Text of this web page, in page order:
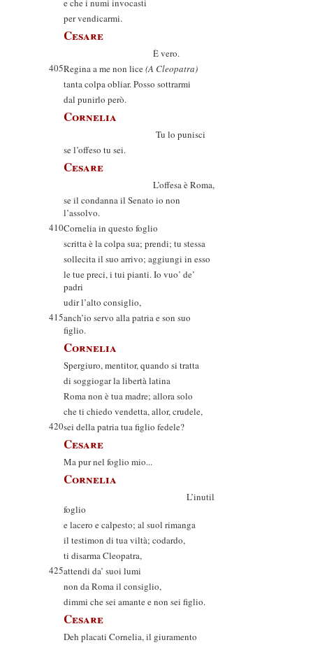
e che i numi invocasti
per vendicarmi.
Cesare
È vero.
405Regina a me non lice(A Cleopatra)
tanta colpa obliar. Posso sottrarmi
dal punirlo però.
Cornelia
Tu lo punisci
se l’offeso tu sei.
Cesare
L’offesa è Roma,
se il condanna il Senato io non
l’assolvo.
410Cornelia in questo foglio
scritta è la colpa sua; prendi; tu stessa
sollecita il suo arrivo; aggiungi in esso
le tue preci, i tui pianti. Io vuo’ de’
padri
udir l’alto consiglio,
415anch’io servo alla patria e son suo
figlio.
Cornelia
Spergiuro, mentitor, quando si tratta
di soggiogar la libertà latina
Roma non è tua madre; allora solo
che ti chiedo vendetta, allor, crudele,
420sei della patria tua figlio fedele?
Cesare
Ma pur nel foglio mio...
Cornelia
L’inutil
foglio
e lacero e calpesto; al suol rimanga
il testimon di tua viltà; codardo,
ti disarma Cleopatra,
425attendi da’ suoi lumi
non da Roma il consiglio,
dimmi che sei amante e non sei figlio.
Cesare
Deh placati Cornelia, il giuramento